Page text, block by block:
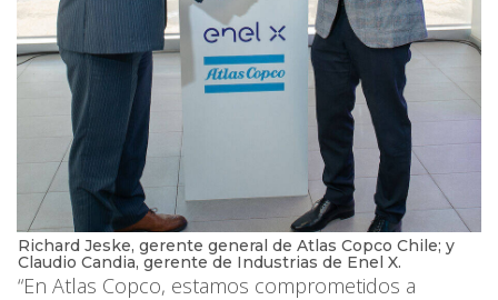
Richard Jeske, gerente general de Atlas Copco Chile; y
Claudio Candia, gerente de Industrias de Enel X.
“En Atlas Copco, estamos comprometidos a